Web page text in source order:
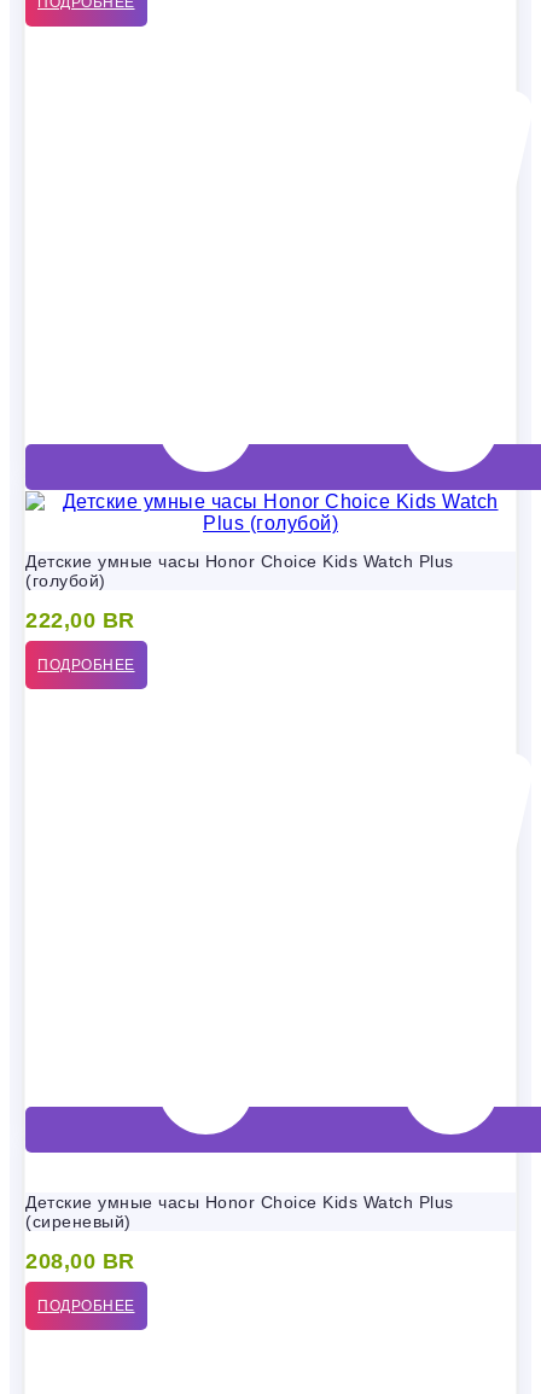
Детские умные часы Honor Choice Kids Watch Plus
(голубой)
222,00 BR
ПОДРОБНЕЕ
Детские умные часы Honor Choice Kids Watch Plus
(сиреневый)
208,00 BR
ПОДРОБНЕЕ